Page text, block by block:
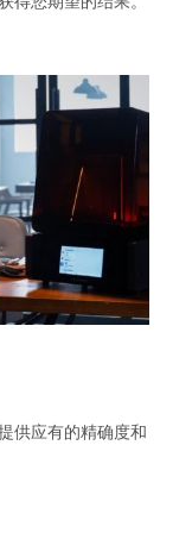
供应有的精确度和